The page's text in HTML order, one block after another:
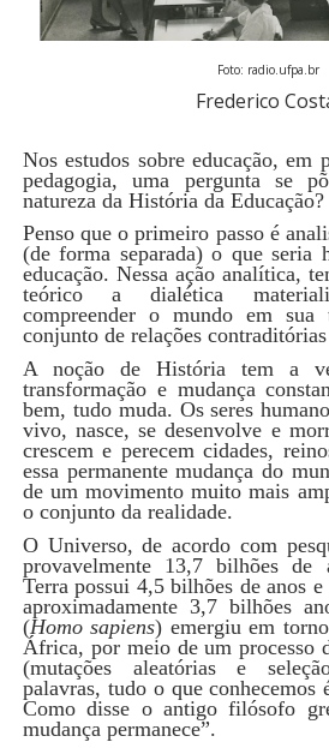
Foto: radio.ufpa.br
Frederico
Nos estudos sobre educação, em
pedagogia, uma pergunta se
natureza da História da Educação?
Penso que o primeiro passo é
(de forma separada) o que seria
educação. Nessa ação analítica,
teórico a dialética
compreender o mundo em sua
conjunto de relações
A noção de História tem a
transformação e mudança
bem, tudo muda. Os seres
vivo, nasce, se desenvolve e
crescem e perecem cidades,
essa permanente mudança do
de um movimento muito mais
o conjunto da realidade.
O Universo, de acordo com
provavelmente 13,7 bilhões de
Terra possui 4,5 bilhões de anos
aproximadamente 3,7 bilhões
(Homo sapiens) emergiu em
África, por meio de um processo
(mutações aleatórias e
palavras, tudo o que
Como disse o antigo filósofo
mudança permanece”.